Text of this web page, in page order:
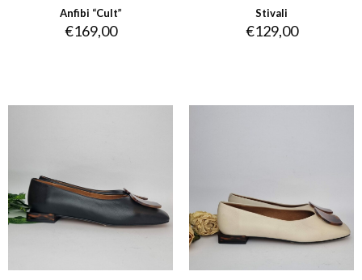
Anfibi “Cult”
€169,00
Stivali
€129,00